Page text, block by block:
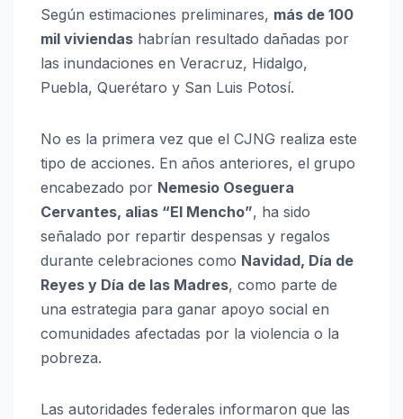
Según estimaciones preliminares, más de 100
mil viviendas habrían resultado dañadas por
las inundaciones en Veracruz, Hidalgo,
Puebla, Querétaro y San Luis Potosí.
No es la primera vez que el CJNG realiza este
tipo de acciones. En años anteriores, el grupo
encabezado por Nemesio Oseguera
Cervantes, alias “El Mencho”, ha sido
señalado por repartir despensas y regalos
durante celebraciones como Navidad, Día de
Reyes y Día de las Madres, como parte de
una estrategia para ganar apoyo social en
comunidades afectadas por la violencia o la
pobreza.
Las autoridades federales informaron que las